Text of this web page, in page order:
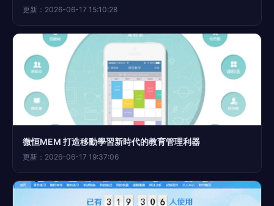
更新：2026-06-17 15:10:28
微恒MEM 打造移動學習新時代的教育管理利器
更新：2026-06-17 19:37:06